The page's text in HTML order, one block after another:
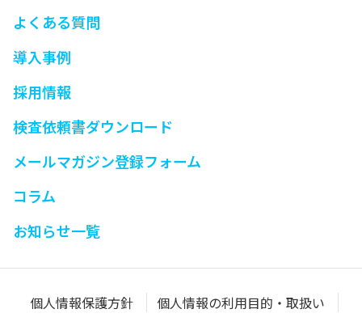
よくある質問
導入事例
採用情報
検査依頼書ダウンロード
メールマガジン登録フォーム
コラム
お知らせ一覧
個人情報保護方針
個人情報の利用目的・取扱い